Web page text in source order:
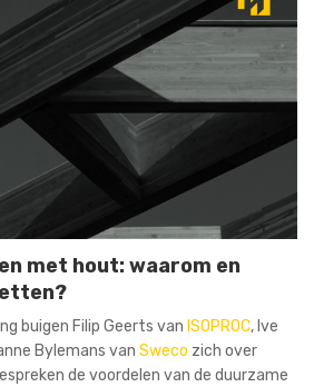
met hout: waarom en
buigen Filip Geerts van ISOPROC, Ive
Bylemans van Sweco zich over
de voordelen van de duurzame